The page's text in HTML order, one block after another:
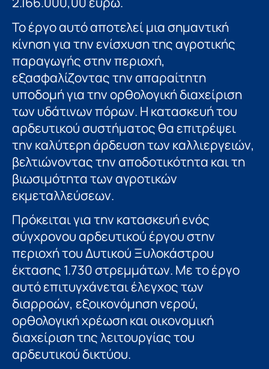
Το έργο αυτό αποτελεί μια σημαντική
κίνηση για την ενίσχυση της αγροτικής
παραγωγής στην περιοχή,
εξασφαλίζοντας την απαραίτητη
υποδομή για την ορθολογική διαχείριση
των υδάτινων πόρων. Η κατασκευή του
αρδευτικού συστήματος θα επιτρέψει
την καλύτερη άρδευση των καλλιεργειών,
βελτιώνοντας την αποδοτικότητα και τη
βιωσιμότητα των αγροτικών
εκμεταλλεύσεων.
Πρόκειται για την κατασκευή ενός
σύγχρονου αρδευτικού έργου στην
περιοχή του Δυτικού Ξυλοκάστρου
έκτασης 1.730 στρεμμάτων. Με το έργο
αυτό επιτυγχάνεται έλεγχος των
διαρροών, εξοικονόμηση νερού,
ορθολογική χρέωση και οικονομική
διαχείριση της λειτουργίας του
αρδευτικού δικτύου.